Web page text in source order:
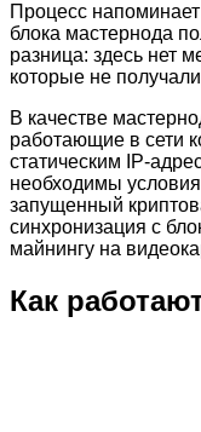
Процесс
блока мастернода
разница: здесь нет
которые не
В качестве
работающие в сети
статическим IP-
необходимы
запущенный
синхронизация с
майнингу на
Как